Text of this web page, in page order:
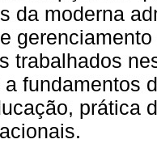
da moderna
trabalhados
fundamentos
prática